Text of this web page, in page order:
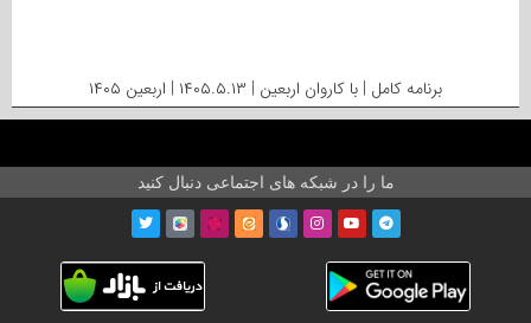
برنامه کامل | با کاروان اربعین | ۱۴۰۵.۵.۱۳ | اربعین ۱۴۰۵
ما را در شبکه های اجتماعی دنبال کنید